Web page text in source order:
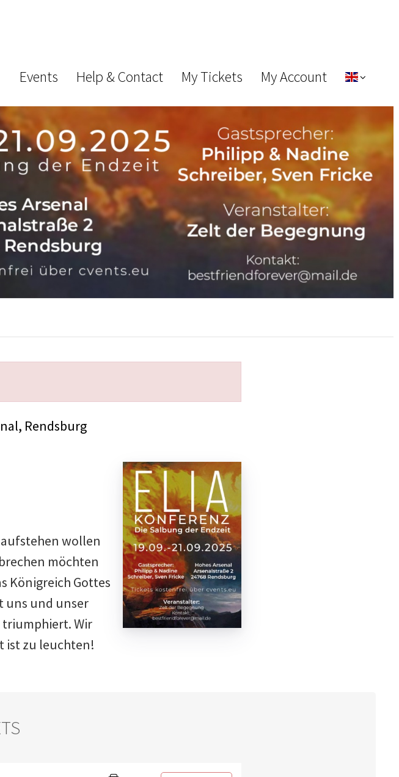
Events Help & Contact My Tickets My Account
Rendsburg
wollen
möchten
Königreich Gottes
uns und unser
triumphiert. Wir
ist zu leuchten!